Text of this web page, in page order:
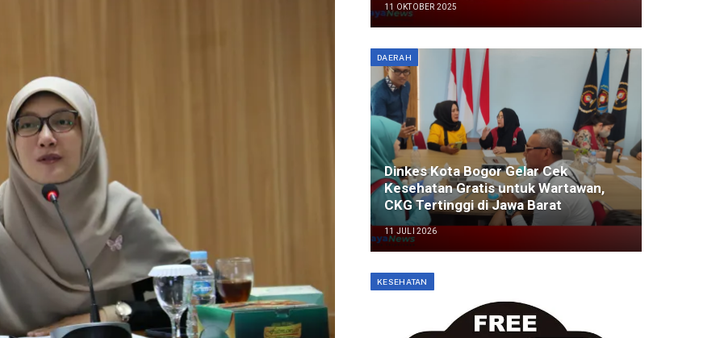
11 OKTOBER 2025
DAERAH
Dinkes Kota Bogor Gelar Cek
Kesehatan Gratis untuk Wartawan,
CKG Tertinggi di Jawa Barat
11 JULI 2026
KESEHATAN